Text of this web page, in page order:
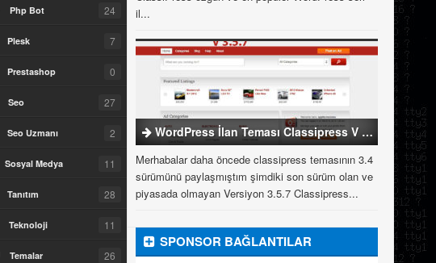
Php Bot 24
Plesk 7
Prestashop 0
Seo 27
Seo Uzmanı 2
Sosyal Medya 11
Tanıtım 28
Teknoloji 11
Temalar 26
il...
WordPress İlan Teması Classipress V 3.5.7
Merhabalar daha öncede classipress temasının 3.4
sürümünü paylaşmıştım şimdiki son sürüm olan ve
piyasada olmayan Versiyon 3.5.7 Classipress...
SPONSOR BAĞLANTILAR